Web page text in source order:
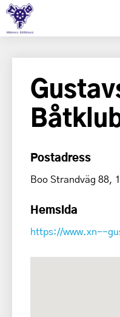
Postadress
Boo Strandväg 88,
Hemsida
https://www.xn--